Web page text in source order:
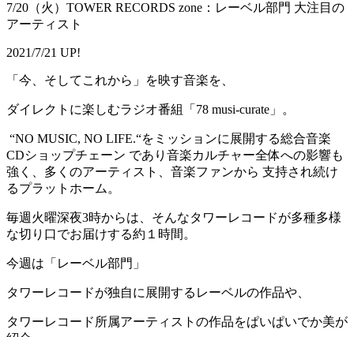
7/20（火）TOWER RECORDS zone：レーベル部門 大注目の
アーティスト
2021/7/21 UP!
「今、そしてこれから」を映す音楽を、
ダイレクトに楽しむラジオ番組「78 musi-curate」。
“NO MUSIC, NO LIFE.“をミッションに展開する総合音楽
CDショップチェーン であり音楽カルチャー全体への影響も
強く、多くのアーティスト、音楽ファンから 支持され続け
るプラットホーム。
毎週火曜深夜3時からは、そんなタワーレコードが多種多様
な切り口でお届けする約１時間。
今週は「レーベル部門」
タワーレコードが独自に展開するレーベルの作品や、
タワーレコード所属アーティストの作品をぱいぱいでか美が